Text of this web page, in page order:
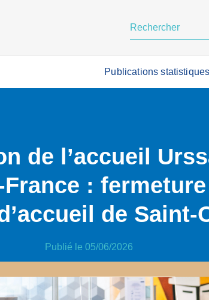
Publications statistiques
de l’accueil
France :
de Saint-
Publié le 05/06/2026